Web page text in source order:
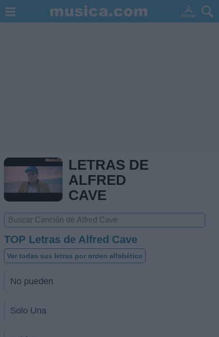
LETRAS DE
ALFRED
CAVE
TOP Letras de Alfred Cave
Ver todas sus letras por orden alfabético
No pueden
Solo Una